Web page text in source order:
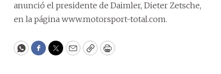
anunció el presidente de Daimler, Dieter Zetsche,
en la página www.motorsport-total.com.
WhatsApp
Facebook
Twitter
EmailCopyPrint